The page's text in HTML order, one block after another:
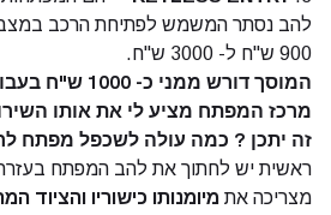
להב נסתר המשמש לפתיחת הרכב במצב
900 ש"ח ל- 3000 ש"ח.
המוסך דורש
זה יתכן ? כמה עולה לשכפל מפתח
ראשית יש לחתוך את להב המפתח בעזרת
מצריכה את מיומנותו כישוריו והציוד